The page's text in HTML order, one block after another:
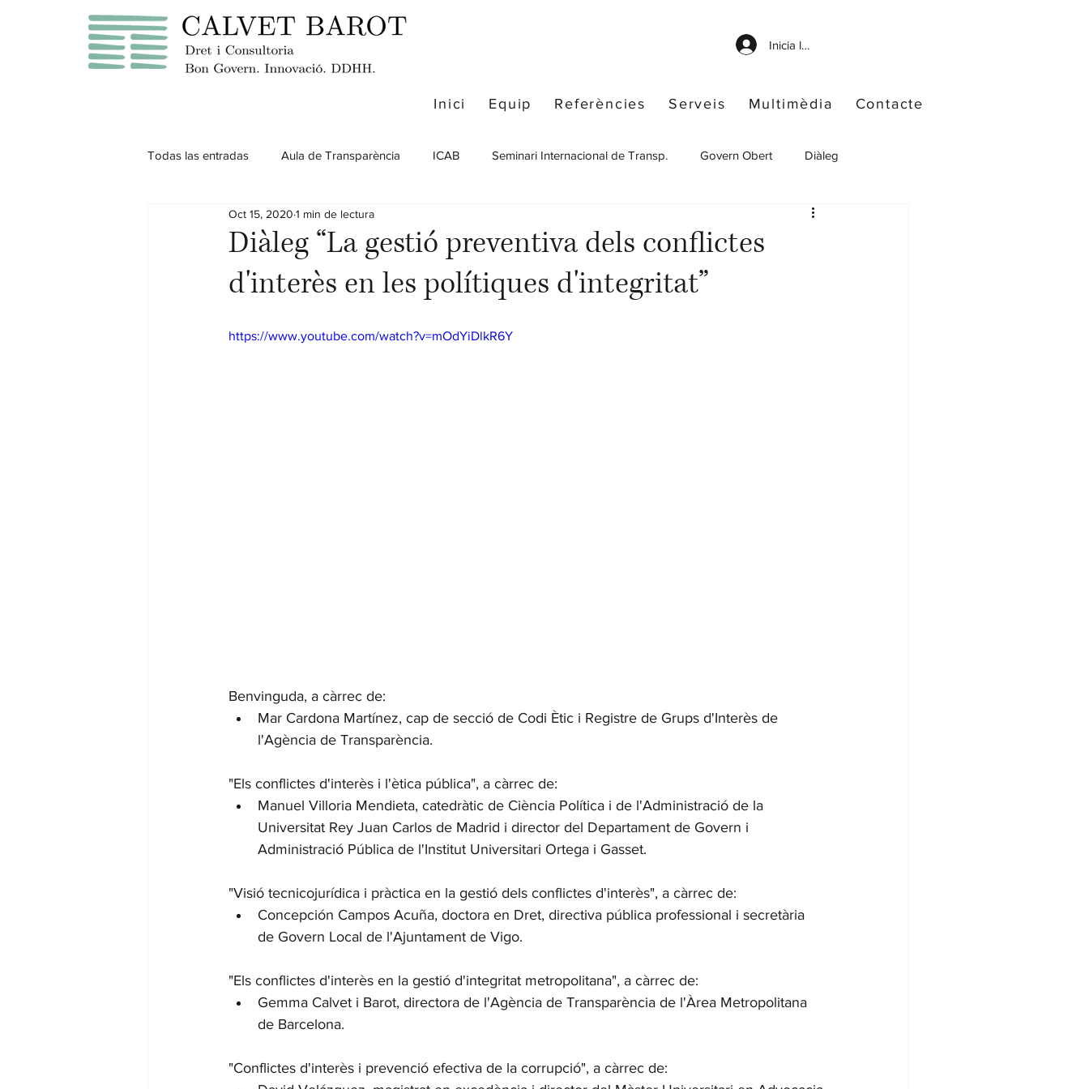
Inicia la sessió
Inici Equip Referències Serveis Multimèdia Contacte
Todas las entradas Aula de Transparència ICAB Seminari Internacional de Transp. Govern Obert Diàleg
Diàleg “La gestió preventiva dels conflictes
d'interès en les polítiques d'integritat”
Oct 15, 2020 1 min de lectura
https://www.youtube.com/watch?v=mOdYiDlkR6Y
Benvinguda, a càrrec de:
Mar Cardona Martínez, cap de secció de Codi Ètic i Registre de Grups d'Interès de
l'Agència de Transparència.
"Els conflictes d'interès i l'ètica pública", a càrrec de:
Manuel Villoria Mendieta, catedràtic de Ciència Política i de l'Administració de la
Universitat Rey Juan Carlos de Madrid i director del Departament de Govern i
Administració Pública de l'Institut Universitari Ortega i Gasset.
"Visió tecnicojurídica i pràctica en la gestió dels conflictes d'interès", a càrrec de:
Concepción Campos Acuña, doctora en Dret, directiva pública professional i secretària
de Govern Local de l'Ajuntament de Vigo.
"Els conflictes d'interès en la gestió d'integritat metropolitana", a càrrec de:
Gemma Calvet i Barot, directora de l'Agència de Transparència de l'Àrea Metropolitana
de Barcelona.
"Conflictes d'interès i prevenció efectiva de la corrupció", a càrrec de: